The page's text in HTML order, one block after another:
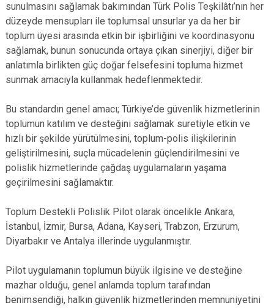
sunulmasını sağlamak bakımından Türk Polis Teşkilâtı’nın her
düzeyde mensupları ile toplumsal unsurlar ya da her bir
toplum üyesi arasında etkin bir işbirliğini ve koordinasyonu
sağlamak, bunun sonucunda ortaya çıkan sinerjiyi, diğer bir
anlatımla birlikten güç doğar felsefesini topluma hizmet
sunmak amacıyla kullanmak hedeflenmektedir.
Bu standardın genel amacı; Türkiye’de güvenlik hizmetlerinin
toplumun katılım ve desteğini sağlamak suretiyle etkin ve
hızlı bir şekilde yürütülmesini, toplum-polis ilişkilerinin
geliştirilmesini, suçla mücadelenin güçlendirilmesini ve
polislik hizmetlerinde çağdaş uygulamaların yaşama
geçirilmesini sağlamaktır.
Toplum Destekli Polislik Pilot olarak öncelikle Ankara,
İstanbul, İzmir, Bursa, Adana, Kayseri, Trabzon, Erzurum,
Diyarbakır ve Antalya illerinde uygulanmıştır.
Pilot uygulamanın toplumun büyük ilgisine ve desteğine
mazhar olduğu, genel anlamda toplum tarafından
benimsendiği, halkın güvenlik hizmetlerinden memnuniyetini